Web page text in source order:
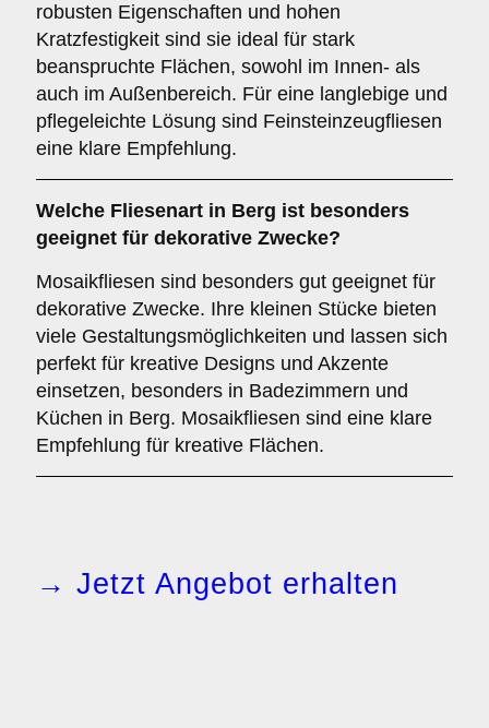
robusten Eigenschaften und hohen
Kratzfestigkeit sind sie ideal für stark
beanspruchte Flächen, sowohl im Innen- als
auch im Außenbereich. Für eine langlebige und
pflegeleichte Lösung sind Feinsteinzeugfliesen
eine klare Empfehlung.
Welche Fliesenart in Berg ist besonders
geeignet für dekorative Zwecke?
Mosaikfliesen sind besonders gut geeignet für
dekorative Zwecke. Ihre kleinen Stücke bieten
viele Gestaltungsmöglichkeiten und lassen sich
perfekt für kreative Designs und Akzente
einsetzen, besonders in Badezimmern und
Küchen in Berg. Mosaikfliesen sind eine klare
Empfehlung für kreative Flächen.
→ Jetzt Angebot erhalten